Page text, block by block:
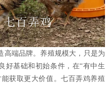
端品牌。养殖规模大，只是为
好基础和初始条件，在“有中生
获取更大价值。七百弄鸡养殖